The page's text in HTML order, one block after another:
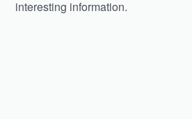
interesting information.